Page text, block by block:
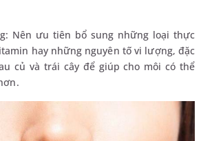
Nên ưu tiên bổ sung những loại thực
hay những nguyên tố vi lượng, đặc
củ và trái cây để giúp cho môi có thể